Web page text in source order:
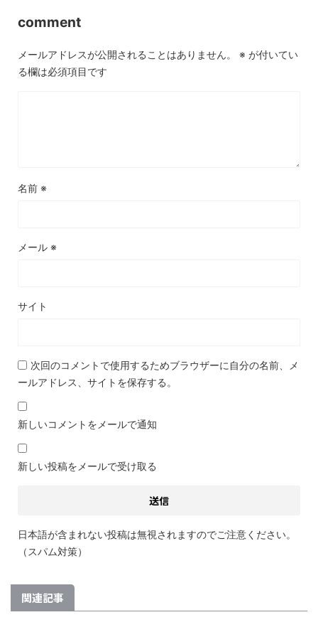
comment
メールアドレスが公開されることはありません。 ※ が付いてい
る欄は必須項目です
名前 ※
メール ※
サイト
次回のコメントで使用するためブラウザーに自分の名前、メ
ールアドレス、サイトを保存する。
新しいコメントをメールで通知
新しい投稿をメールで受け取る
日本語が含まれない投稿は無視されますのでご注意ください。
（スパム対策）
関連記事